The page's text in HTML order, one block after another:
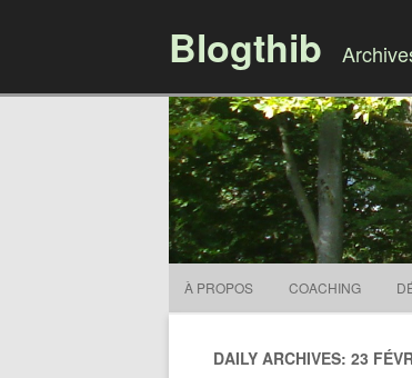
Blogthib
À PROPOS COACHING
DAILY ARCHIVES: 23